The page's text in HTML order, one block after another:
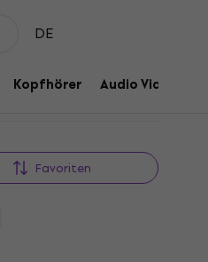
DE
Kopfhörer Audio Video
Favoriten